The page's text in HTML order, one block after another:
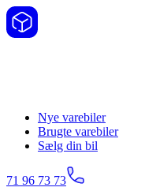
Nye varebiler
Brugte varebiler
Sælg din bil
71 96 73 73